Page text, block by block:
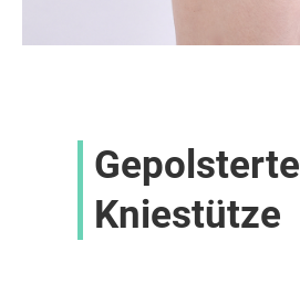
Gepolsterte
Kniestütze